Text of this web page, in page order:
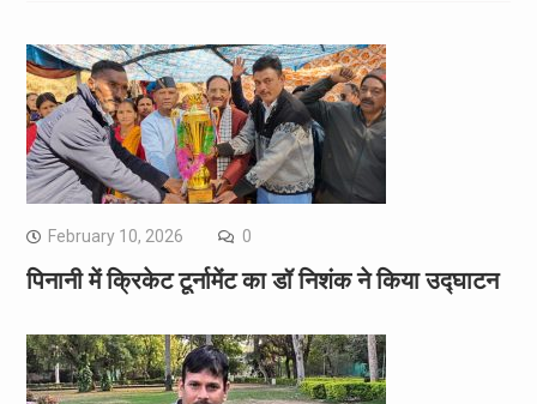
February 10, 2026 0
पिनानी में क्रिकेट टूर्नामेंट का डॉ निशंक ने किया उद्घाटन